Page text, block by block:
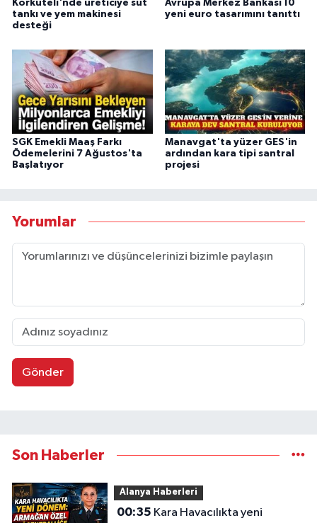
Korkuteli'nde üreticiye süt
tankı ve yem makinesi
desteği
Avrupa Merkez Bankası 10
yeni euro tasarımını tanıttı
SGK Emekli Maaş Farkı
Ödemelerini 7 Ağustos'ta
Başlatıyor
Manavgat'ta yüzer GES'in
ardından kara tipi santral
projesi
Yorumlar
Gönder
Son Haberler
Alanya Haberleri
00:35